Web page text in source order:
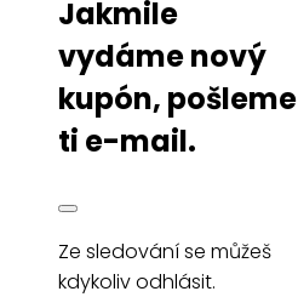
Jakmile
vydáme nový
kupón, pošleme
ti e-mail.
Ze sledování se můžeš
kdykoliv odhlásit.